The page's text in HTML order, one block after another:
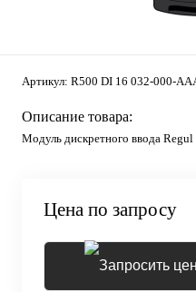
Артикул: R500 DI 16 032-000-
Описание товара:
Модуль дискретного ввода
Цена по запросу